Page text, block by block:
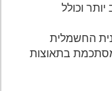
וכולל
החשמלית
בתאוצות